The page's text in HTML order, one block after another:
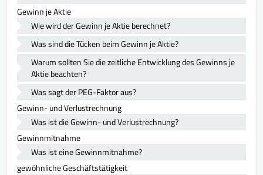
Gewinn je Aktie
Wie wird der Gewinn je Aktie berechnet?
Was sind die Tücken beim Gewinn je Aktie?
Warum sollten Sie die zeitliche Entwicklung des Gewinns je
Aktie beachten?
Was sagt der PEG-Faktor aus?
Gewinn- und Verlustrechnung
Was ist die Gewinn- und Verlustrechnung?
Gewinnmitnahme
Was ist eine Gewinnmitnahme?
gewöhnliche Geschäftstätigkeit